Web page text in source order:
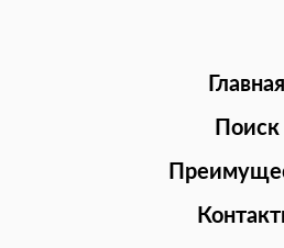
Главная
Поиск